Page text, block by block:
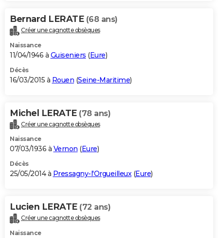
Bernard LERATE (68 ans)
Créer une cagnotte obsèques
Naissance
11/04/1946 à Guiseniers (Eure)
Décès
16/03/2015 à Rouen (Seine-Maritime)
Michel LERATE (78 ans)
Créer une cagnotte obsèques
Naissance
07/03/1936 à Vernon (Eure)
Décès
25/05/2014 à Pressagny-l'Orgueilleux(Eure)
Lucien LERATE (72 ans)
Créer une cagnotte obsèques
Naissance